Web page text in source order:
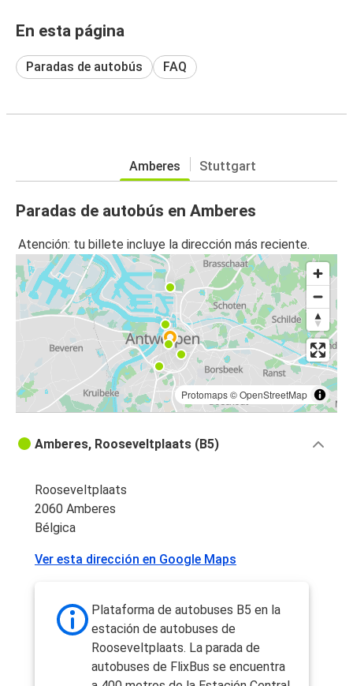
En esta página
Paradas de autobús FAQ
Amberes Stuttgart
Paradas de autobús en Amberes
Atención: tu billete incluye la dirección más reciente.
Protomaps©OpenStreetMap
Amberes, Rooseveltplaats (B5)
Rooseveltplaats
2060 Amberes
Bélgica
Ver esta dirección en Google Maps
Plataforma de autobuses B5 en la
estación de autobuses de
Rooseveltplaats. La parada de
autobuses de FlixBus se encuentra